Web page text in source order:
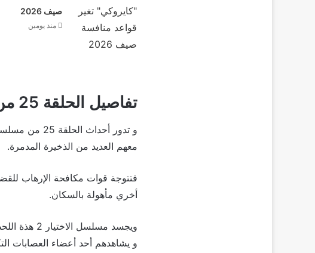
صيف 2026
منذ يومين
تفاصيل الحلقة 25 من مسلسل الاختيار 2
معهم العديد من الذخيرة المدمرة.
فتتوجة قوات مكافحة الإرهاب
أخري مأهولة بالسكان.
و يشاهدهم أحد أعضاء العصابات